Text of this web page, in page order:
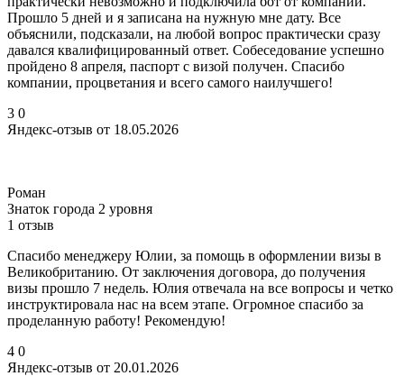
Прошло 5 дней и я записана на нужную мне дату. Все
объяснили, подсказали, на любой вопрос практически сразу
давался квалифицированный ответ. Собеседование успешно
пройдено 8 апреля, паспорт с визой получен. Спасибо
компании, процветания и всего самого наилучшего!
3 0
Яндекс-отзыв от 18.05.2026
Роман
Знаток города 2 уровня
1 отзыв
Спасибо менеджеру Юлии, за помощь в оформлении визы в
Великобританию. От заключения договора, до получения
визы прошло 7 недель. Юлия отвечала на все вопросы и четко
инструктировала нас на всем этапе. Огромное спасибо за
проделанную работу! Рекомендую!
4 0
Яндекс-отзыв от 20.01.2026